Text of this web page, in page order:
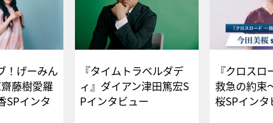
！げーみん
藤樹愛羅
SPインタ
『タイムトラベルダデ
ィ』ダイアン津田篤宏S
Pインタビュー
『クロス
救急の約束
桜SPイ